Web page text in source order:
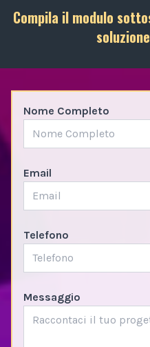
Compila il modulo
Nome Completo
Email
Telefono
Messaggio